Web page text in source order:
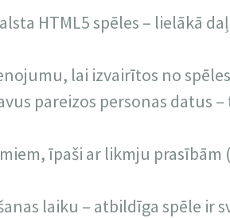
HTML5 spēles – lielākā
lai izvairītos no
pareizos personas datus
īpaši ar likmju prasībām
laiku – atbildīga spēle ir